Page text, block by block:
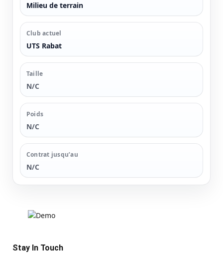
Milieu de terrain
Club actuel
UTS Rabat
Taille
N/C
Poids
N/C
Contrat jusqu’au
N/C
Stay In Touch